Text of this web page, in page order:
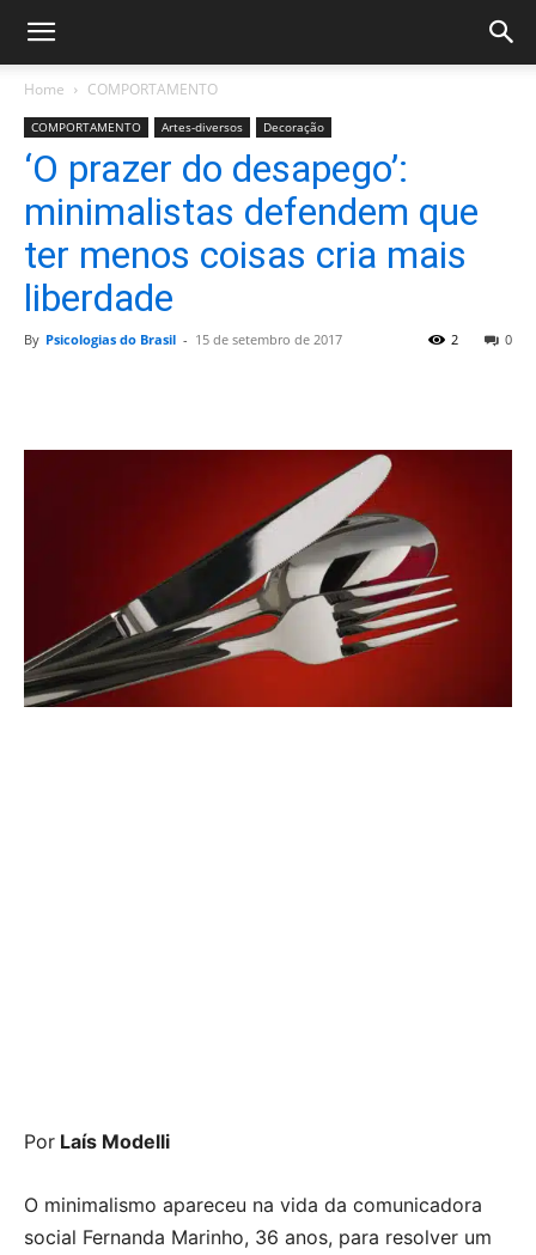
Home COMPORTAMENTO
COMPORTAMENTO Artes-diversos Decoração
‘O prazer do desapego’:
minimalistas defendem que
ter menos coisas cria mais
liberdade
By Psicologias do Brasil - 15 de setembro de 2017 0
2
Por Laís Modelli
O minimalismo apareceu na vida da comunicadora
social Fernanda Marinho, 36 anos, para resolver um